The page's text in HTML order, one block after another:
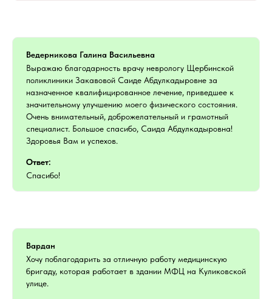
Ведерникова Галина Васильевна
Выражаю благодарность врачу неврологу Щербинской
поликлиники Закавовой Саиде Абдулкадыровне за
назначенное квалифицированное лечение, приведшее к
значительному улучшению моего физического состояния.
Очень внимательный, доброжелательный и грамотный
специалист. Большое спасибо, Саида Абдулкадыровна!
Здоровья Вам и успехов.
Ответ:
Спасибо!
Вардан
Хочу поблагодарить за отличную работу медицинскую
бригаду, которая работает в здании МФЦ на Куликовской
улице.